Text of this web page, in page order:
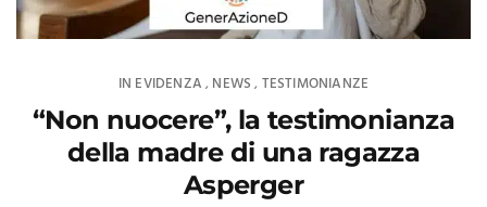
IN EVIDENZA , NEWS , TESTIMONIANZE
“Non nuocere”, la testimonianza
della madre di una ragazza
Asperger